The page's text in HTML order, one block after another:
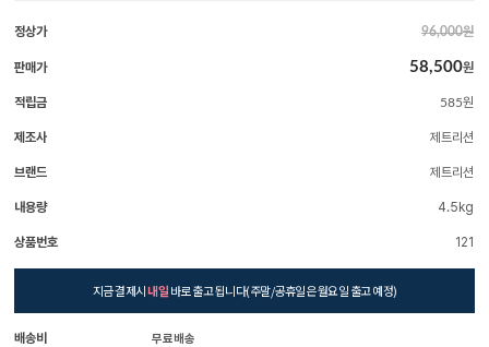
정상가 96,000원
판매가 58,500원
적립금 585원
제조사 제트리션
브랜드 제트리션
내용량 4.5kg
상품번호 121
지금 결제시내일바로 출고 됩니다(주말/공휴일은 월요일 출고 예정)
배송비
무료배송